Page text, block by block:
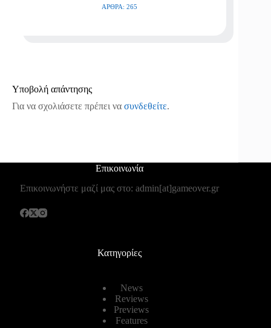
ΆΡΘΡΑ: 265
Υποβολή απάντησης
Για να σχολιάσετε πρέπει να συνδεθείτε.
Επικοινωνία
Επικοινωνήστε μαζί μας στο: admin[at]gameover.gr
Κατηγορίες
News
Reviews
Previews
Features